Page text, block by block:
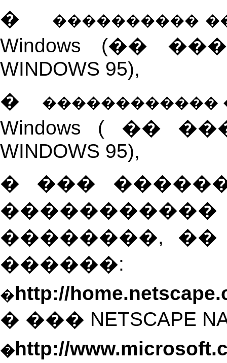
�
����������
Windows (��
WINDOWS 95),
�
������������
Windows ( ��
WINDOWS 95),
� ���
��������,
������:
�http://
� ��� NETSCAPE
�http://